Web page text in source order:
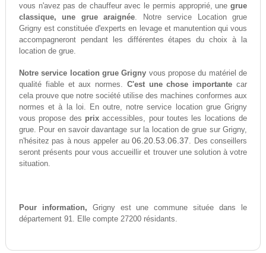
vous n'avez pas de chauffeur avec le permis approprié, unegrue
classique, une grue araignée. Notre service Location grue
Grigny est constituée d'experts en levage et manutention qui vous
accompagneront pendant les différentes étapes du choix à la
location de grue.
Notre service location grue Grigny vous propose du matériel de
qualité fiable et aux normes. C'est une chose importante car
cela prouve que notre société utilise des machines conformes aux
normes et à la loi. En outre, notre service location grue Grigny
vous propose des prixaccessibles, pour toutes les locations de
grue. Pour en savoir davantage sur la location de grue sur Grigny,
n'hésitez pas à nous appeler au06.20.53.06.37. Des conseillers
seront présents pour vous accueillir et trouver une solution à votre
situation.
Pour information, Grigny est une commune située dans le
département 91. Elle compte 27200 résidants.